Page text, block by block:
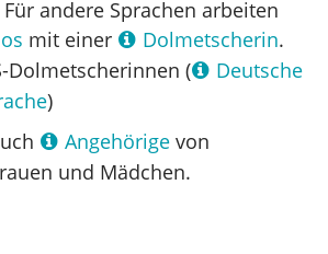
andere Sprachen arbeiten
mit einer Dolmetscherin.
Dolmetscherinnen (
Deutsche
)
Angehörigevon
und Mädchen.